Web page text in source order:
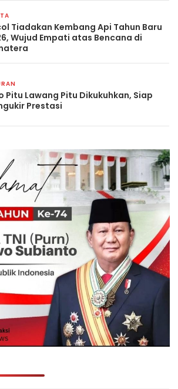
Tiadakan Kembang Api Tahun Baru
Wujud Empati atas Bencana di
Pitu Lawang Pitu Dikukuhkan, Siap
Prestasi